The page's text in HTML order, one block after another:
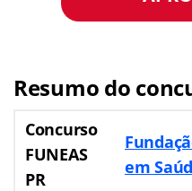
Resumo do
Concurso
FUNEAS
PR
em